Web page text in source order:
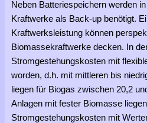
Neben Batteriespeichern werden
Kraftwerke als Back-up benötigt.
Kraftwerksleistung können
Biomassekraftwerke decken. In
Stromgestehungskosten mit
worden, d.h. mit mittleren bis
liegen für Biogas zwischen 20,2
Anlagen mit fester Biomasse
Stromgestehungskosten mit